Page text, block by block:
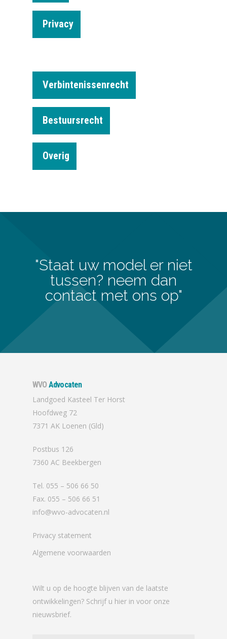
Privacy
Verbintenissenrecht
Bestuursrecht
Overig
"Staat uw model er niet
tussen? neem dan
contact met ons op"
WVO Advocaten
Landgoed Kasteel Ter Horst
Hoofdweg 72
7371 AK Loenen (Gld)
Postbus 126
7360 AC Beekbergen
Tel. 055 – 506 66 50
Fax. 055 – 506 66 51
info@wvo-advocaten.nl
Privacy statement
Algemene voorwaarden
Wilt u op de hoogte blijven van de laatste
ontwikkelingen? Schrijf u hier in voor onze
nieuwsbrief.